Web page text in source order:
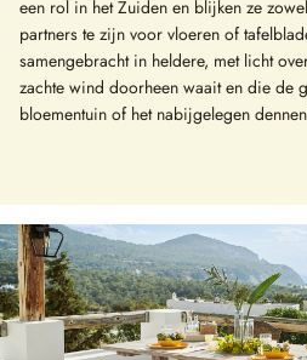
een rol in het Zuiden en blijken ze
partners te zijn voor vloeren of
samengebracht in heldere, met licht
zachte wind doorheen waait en die de
bloementuin of het nabijgelegen